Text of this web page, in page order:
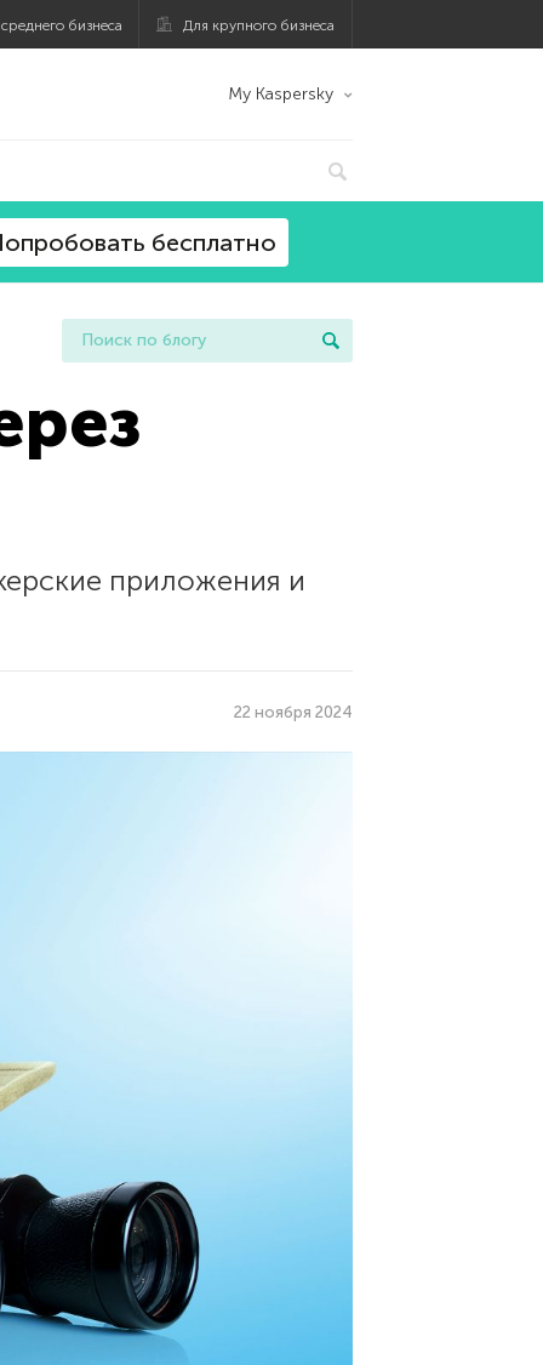
бизнеса Для крупного бизнеса
My Kaspersky
бесплатно
приложения и
22 ноября 2024